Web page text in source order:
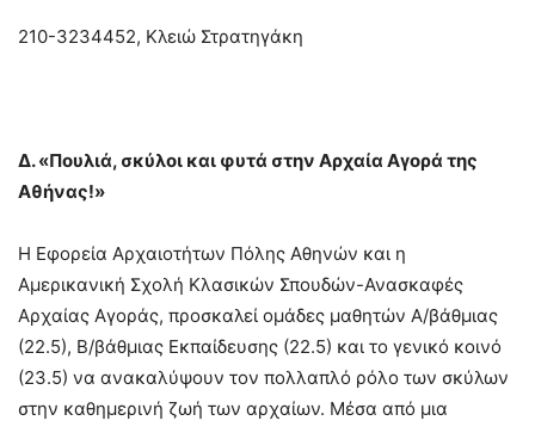
210-3234452, Κλειώ Στρατηγάκη
Δ. «Πουλιά, σκύλοι και φυτά στην Αρχαία Αγορά της
Αθήνας!»
Η Εφορεία Αρχαιοτήτων Πόλης Αθηνών και η
Αμερικανική Σχολή Κλασικών Σπουδών-Ανασκαφές
Αρχαίας Αγοράς, προσκαλεί ομάδες μαθητών Α/βάθμιας
(22.5), Β/βάθμιας Εκπαίδευσης (22.5) και το γενικό κοινό
(23.5) να ανακαλύψουν τον πολλαπλό ρόλο των σκύλων
στην καθημερινή ζωή των αρχαίων. Μέσα από μια